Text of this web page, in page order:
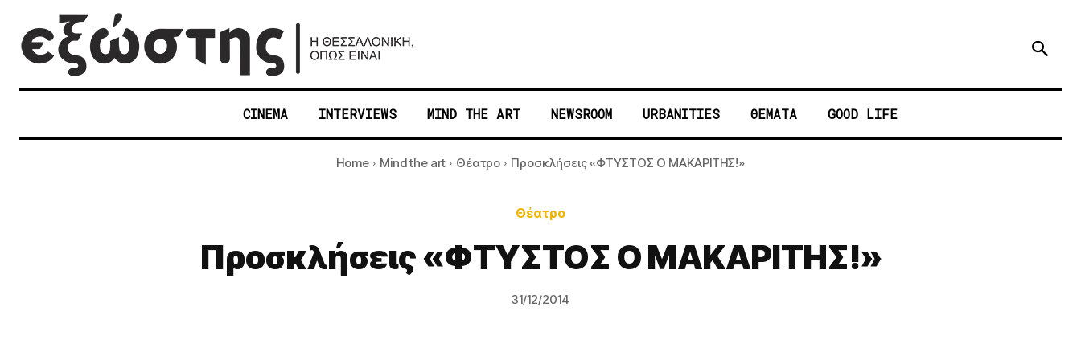
CINEMA INTERVIEWS MIND THE ART NEWSROOM URBANITIES ΘΕΜΑΤΑ GOOD LIFE
Home Mind the art Θέατρο Προσκλήσεις «ΦΤΥΣΤΟΣ Ο ΜΑΚΑΡΙΤΗΣ!»
Θέατρο
Προσκλήσεις «ΦΤΥΣΤΟΣ Ο ΜΑΚΑΡΙΤΗΣ!»
31/12/2014